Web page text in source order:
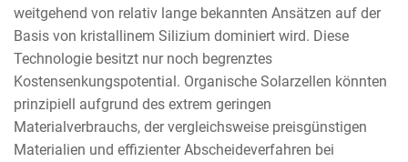
weitgehend von relativ lange bekannten Ansätzen auf der
Basis von kristallinem Silizium dominiert wird. Diese
Technologie besitzt nur noch begrenztes
Kostensenkungspotential. Organische Solarzellen könnten
prinzipiell aufgrund des extrem geringen
Materialverbrauchs, der vergleichsweise preisgünstigen
Materialien und effizienter Abscheideverfahren bei